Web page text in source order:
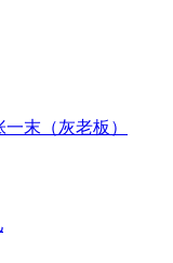
末（灰老板）